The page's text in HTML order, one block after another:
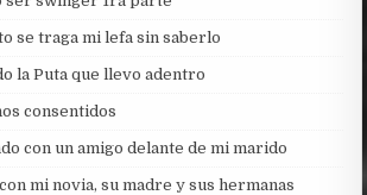
se traga mi lefa sin saberlo
la Puta que llevo adentro
consentidos
con un amigo delante de mi marido
mi novia, su madre y sus hermanas